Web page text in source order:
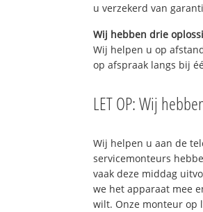
u verzekerd van
Wij hebben drie
Wij helpen u op
op afspraak langs bij
LET OP: Wij
Wij helpen u aan de
servicemonteurs
vaak deze middag
we het apparaat mee
wilt. Onze monteur op